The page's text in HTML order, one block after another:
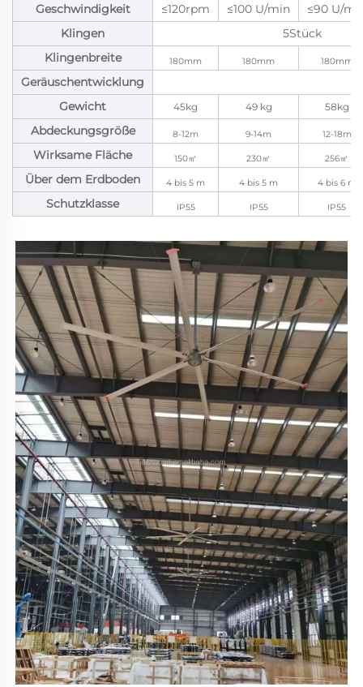
Geschwindigkeit ≤120rpm ≤100 U/min
≤90 U/
Klingen
5Stück
Klingenbreite
180mm 180mm 180mm
Geräuschentwicklung
Gewicht
45kg 49 kg 58kg
Abdeckungsgröße 8-12m 9-14m 12-18m
Wirksame Fläche 150㎡ 230㎡ 256㎡
Über dem Erdboden 4 bis 5 m 4 bis 5 m 4 bis 6 m
Schutzklasse IP55 IP55 IP55